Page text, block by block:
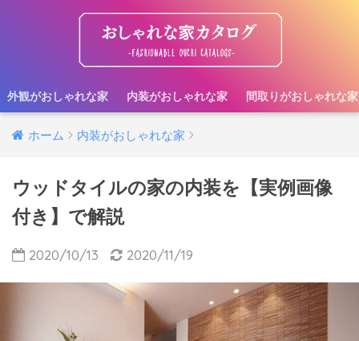
外観がおしゃれな家 内装がおしゃれな家 間取りがおしゃれな家
ホーム 内装がおしゃれな家
ウッドタイルの家の内装を【実例画像
付き】で解説
2020/10/13 2020/11/19